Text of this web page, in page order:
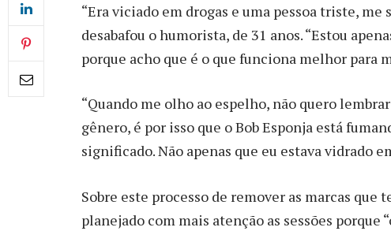
“Era viciado em drogas e uma pessoa triste,
desabafou o humorista, de 31 anos. “Estou
porque acho que é o que funciona melhor para
“Quando me olho ao espelho, não quero
gênero, é por isso que o Bob Esponja está
significado. Não apenas que eu estava vidrado
Sobre este processo de remover as marcas que
planejado com mais atenção as sessões porque